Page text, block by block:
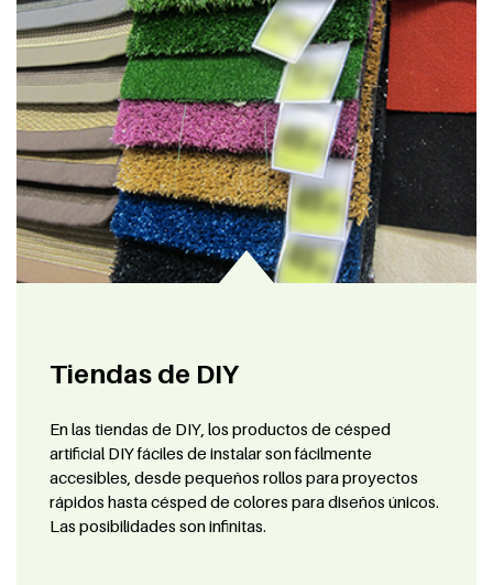
Tiendas de DIY
En las tiendas de DIY, los productos de césped
artificial DIY fáciles de instalar son fácilmente
accesibles, desde pequeños rollos para proyectos
rápidos hasta césped de colores para diseños únicos.
Las posibilidades son infinitas.